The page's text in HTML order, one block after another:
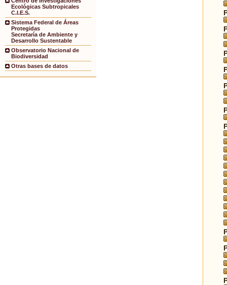
Ecológicas Subtropicales
C.I.E.S.
Sistema Federal de Áreas
Protegidas
Secretaría de Ambiente y
Desarrollo Sustentable
Observatorio Nacional de
Biodiversidad
Otras bases de datos